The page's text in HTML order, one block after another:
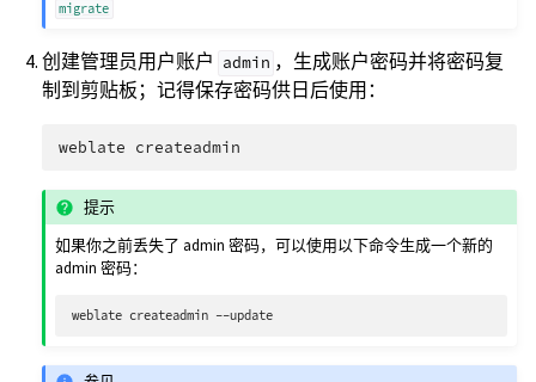
migrate
创建管理员用户账户 admin ，生成账户密码并将密码复
制到剪贴板；记得保存密码供日后使用：
weblate
提示
如果你之前丢失了 admin 密码，可以使用以下命令生成一个新的
admin 密码：
weblate createadmin